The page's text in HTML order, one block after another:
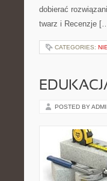
dobierać
twarz i Recenzje
CATEGORIES:
POSTED BY